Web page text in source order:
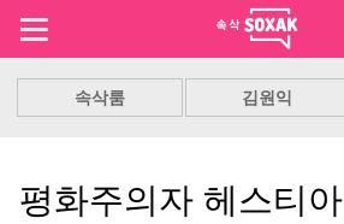
속삭룸 김원익
평화주의자 헤스티아